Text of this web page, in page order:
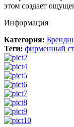
этом создает
Информация
Категория:
Теги: фирменный